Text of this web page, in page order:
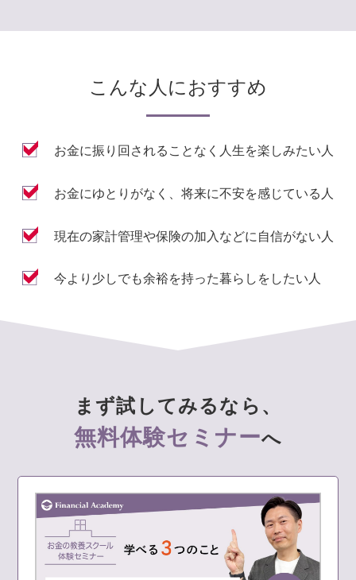
こんな人におすすめ
お金に振り回されることなく人生を楽しみたい人
お金にゆとりがなく、将来に不安を感じている人
現在の家計管理や保険の加入などに自信がない人
今より少しでも余裕を持った暮らしをしたい人
まず試してみるなら、
無料体験セミナーへ